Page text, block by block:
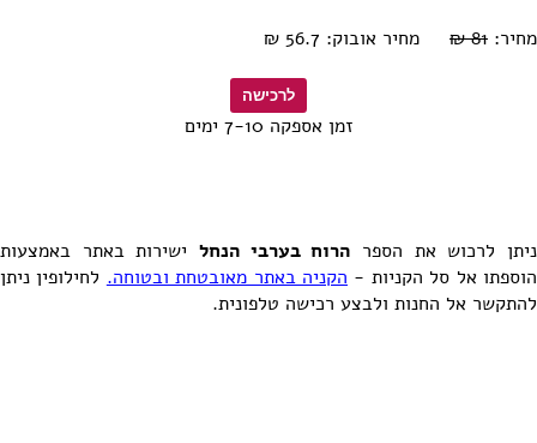
מחיר: 81 ₪ מחיר אובוק: 56.7 ₪
זמן אספקה 7-10 ימים
ניתן לרכוש את הספר הרוח בערבי הנחל ישירות באתר באמצעות
הוספתו אל סל הקניות - הקניה באתר מאובטחת ובטוחה. לחילופין ניתן
להתקשר אל החנות ולבצע רכישה טלפונית.